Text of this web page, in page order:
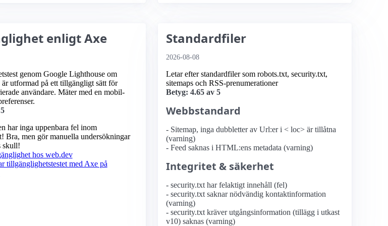
enligt Axe
genom Google Lighthouse om
är utformad på ett tillgängligt sätt för
användare. Mäter med en mobil­
har inga uppenbara fel inom
Bra, men gör manuella undersökningar
skull!
hos web.dev
tillgänglighetstestet med Axe på
Standardfiler
2026-08-08
Letar efter standardfiler som robots.txt, security.txt,
sitemaps och RSS-prenumerationer
Betyg: 4.65 av 5
Webbstandard
- Sitemap, inga dubbletter av Url:er i < loc> är tillåtna
(varning)
- Feed saknas i HTML:ens metadata (varning)
Integritet & säkerhet
- security.txt har felaktigt innehåll (fel)
- security.txt saknar nödvändig kontaktinformation
(varning)
- security.txt kräver utgångsinformation (tillägg i utkast
v10) saknas (varning)